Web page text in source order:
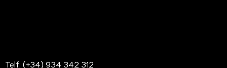
Telf: (+34) 934 342 312